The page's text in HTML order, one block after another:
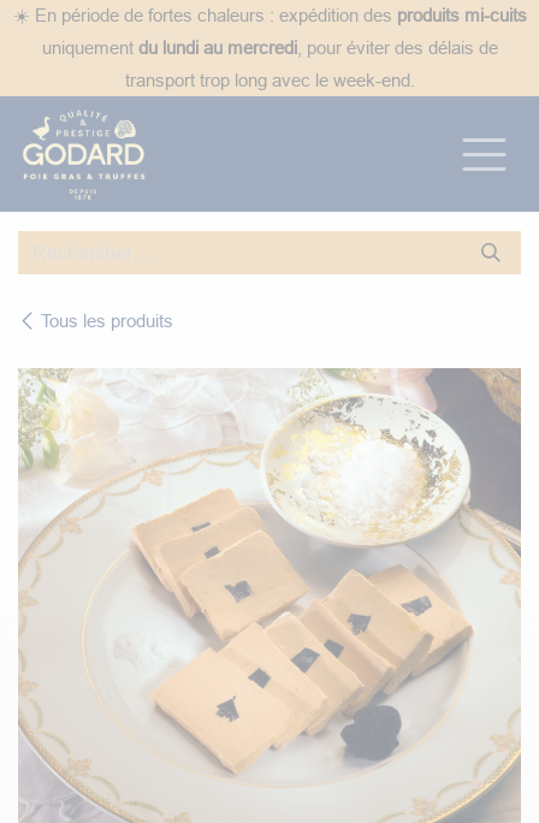
Se rendre au contenu
☀️ En période de fortes chaleurs : expédition des produits mi-cuits
uniquement du lundi au mercredi, pour éviter des délais de
transport trop long avec le week-end.
Tous les produits